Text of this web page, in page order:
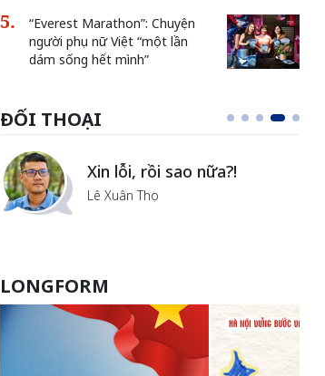
“Everest Marathon”: Chuyện
người phụ nữ Việt “một lần
dám sống hết mình”
ĐỐI THOẠI
Vẻ đẹp của khoa học nhân
văn
Lưu Nguyệt Linh
LONGFORM